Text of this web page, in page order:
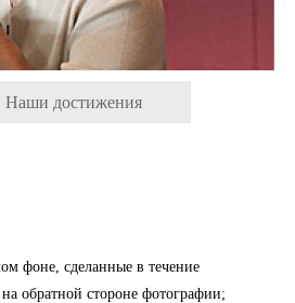
Наши достижения
фоне, сделанные в течение
обратной стороне фотографии;